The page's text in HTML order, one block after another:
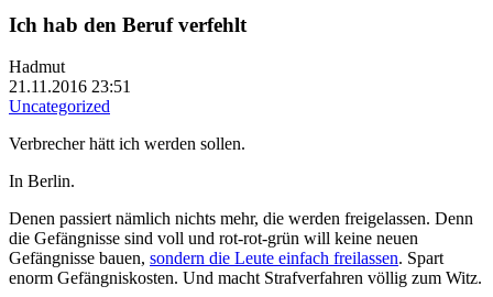
Ich hab den Beruf verfehlt
Hadmut
21.11.2016 23:51
Uncategorized
Verbrecher hätt ich werden sollen.
In Berlin.
Denen passiert nämlich nichts mehr, die werden freigelassen. Denn
die Gefängnisse sind voll und rot-rot-grün will keine neuen
Gefängnisse bauen, sondern die Leute einfach freilassen. Spart
enorm Gefängniskosten. Und macht Strafverfahren völlig zum Witz.